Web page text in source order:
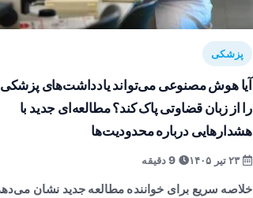
پزشکی
آیا هوش مصنوعی می‌تواند یادداشت‌های پزشکی
را از زبان قضاوتی پاک کند؟ مطالعه‌ای جدید با
هشدارهایی درباره محدودیت‌ها
خلاصه سریع برای خواننده مطالعه جدید نشان